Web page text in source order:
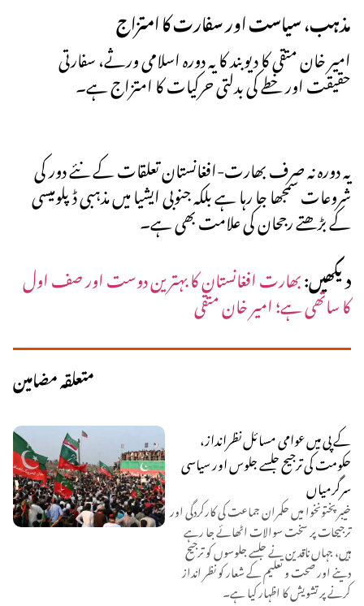
مذہب، سیاست اور سفارت کا امتزاج
امیر خان متقی کا دیوبند کا یہ دورہ اسلامی ورثے، سفارتی
حقیقت اور خطے کی بدلتی حرکیات کا امتزاج ہے۔
یہ دورہ نہ صرف بھارت-افغانستان تعلقات کے نئے دور کی
شروعات سمجھا جا رہا ہے بلکہ جنوبی ایشیا میں مذہبی ڈپلومیسی
کے بڑھتے رجحان کی علامت بھی ہے۔
دیکھیں:بھارت افغانستان کا بہترین دوست اور صف اول
کا ساتھی ہے؛ امیر خان متقی
متعلقہ مضامین
کے پی میں عوامی مسائل نظرانداز،
حکومت کی ترجیح جلسے جلوس اور سیاسی
سرگرمیاں
خیبر پختونخوا میں حکمران جماعت کی کارکردگی اور
ترجیحات پر سخت سوالات اٹھائے جا رہے
ہیں، جہاں ناقدین نے جلسے جلوسوں کو ترجیح
دینے اور صحت و تعلیم کے شعار کو نظر انداز
کرنے پر تشویش کا اظہار کیا ہے۔